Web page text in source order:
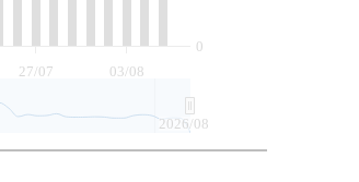
27/07 03/08
0
2026/08